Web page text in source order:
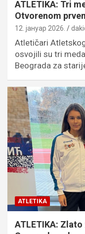
ATLETIKA: Tri
Otvorenom
12. јануар 2026.
Atletičari
osvojili su tri
Beograda za
ATLETIKA
ATLETIKA: